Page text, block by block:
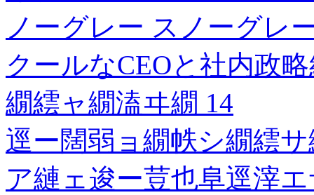
ノーグレー スノーグレ
クールなCEOと社内政
繝繧ャ繝溘ヰ繝 14
逕ー闊弱ョ繝帙シ繝繧
ア縺ェ逡ー荳也阜逕滓